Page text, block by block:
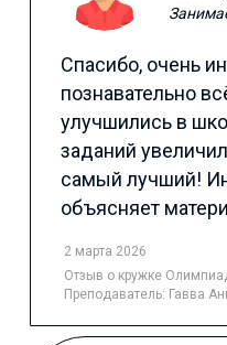
Спасибо, очень
познавательно
улучшились в
заданий
самый лучший!
объясняет
2 марта 2026
Отзыв о кружке
Преподаватель: Гавва